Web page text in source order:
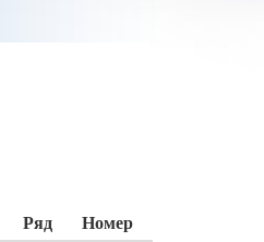
Ряд Номер